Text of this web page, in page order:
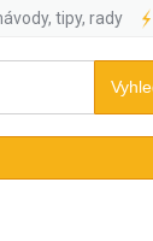
tipy, rady